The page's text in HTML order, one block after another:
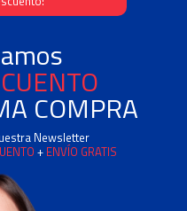
COMPRA
Newsletter
+ ENVÍO GRATIS